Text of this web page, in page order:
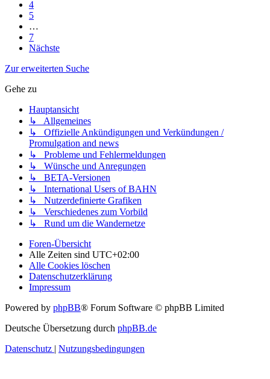
4
5
…
7
Nächste
Zur erweiterten Suche
Gehe zu
Hauptansicht
↳ Allgemeines
↳ Offizielle Ankündigungen und Verkündungen /
Promulgation and news
↳ Probleme und Fehlermeldungen
↳ Wünsche und Anregungen
↳ BETA-Versionen
↳ International Users of BAHN
↳ Nutzerdefinierte Grafiken
↳ Verschiedenes zum Vorbild
↳ Rund um die Wandernetze
Foren-Übersicht
Alle Zeiten sind UTC+02:00
Alle Cookies löschen
Datenschutzerklärung
Impressum
Powered by phpBB® Forum Software © phpBB Limited
Deutsche Übersetzung durch phpBB.de
Datenschutz
Nutzungsbedingungen